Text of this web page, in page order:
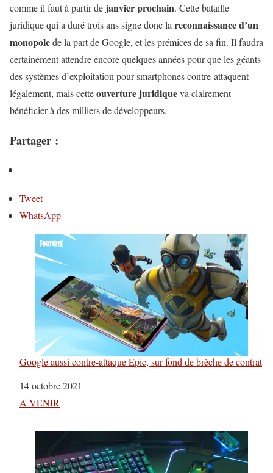
comme il faut à partir de janvier prochain. Cette bataille
juridique qui a duré trois ans signe donc la reconnaissance d’un
monopolede la part de Google, et les prémices de sa fin. Il faudra
certainement attendre encore quelques années pour que les géants
des systèmes d’exploitation pour smartphones contre-attaquent
légalement, mais cetteouverture juridiqueva clairement
bénéficier à des milliers de développeurs.
Partager :
Tweet
WhatsApp
Google aussi contre-attaque Epic, sur fond de brèche de contrat
Date
14 octobre 2021
Par rapport à
A VENIR